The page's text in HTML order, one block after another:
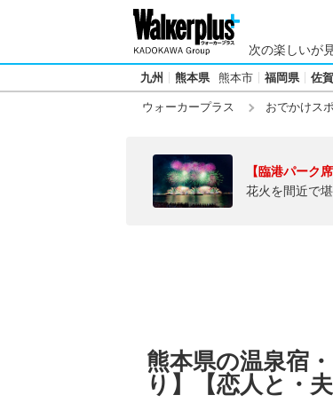
次の楽しいが
九州 熊本県 熊本市 福岡県 佐
ウォーカープラス おでかけス
【臨港パーク
花火を間近で
熊本県の温泉宿
り】【恋人と・夫